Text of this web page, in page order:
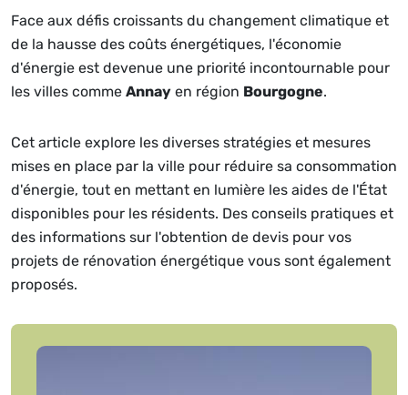
Face aux défis croissants du changement climatique et
de la hausse des coûts énergétiques, l'économie
d'énergie est devenue une priorité incontournable pour
les villes comme Annay en région Bourgogne.
Cet article explore les diverses stratégies et mesures
mises en place par la ville pour réduire sa consommation
d'énergie, tout en mettant en lumière les aides de l'État
disponibles pour les résidents. Des conseils pratiques et
des informations sur l'obtention de devis pour vos
projets de rénovation énergétique vous sont également
proposés.